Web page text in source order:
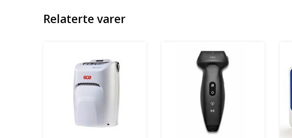
Relaterte varer